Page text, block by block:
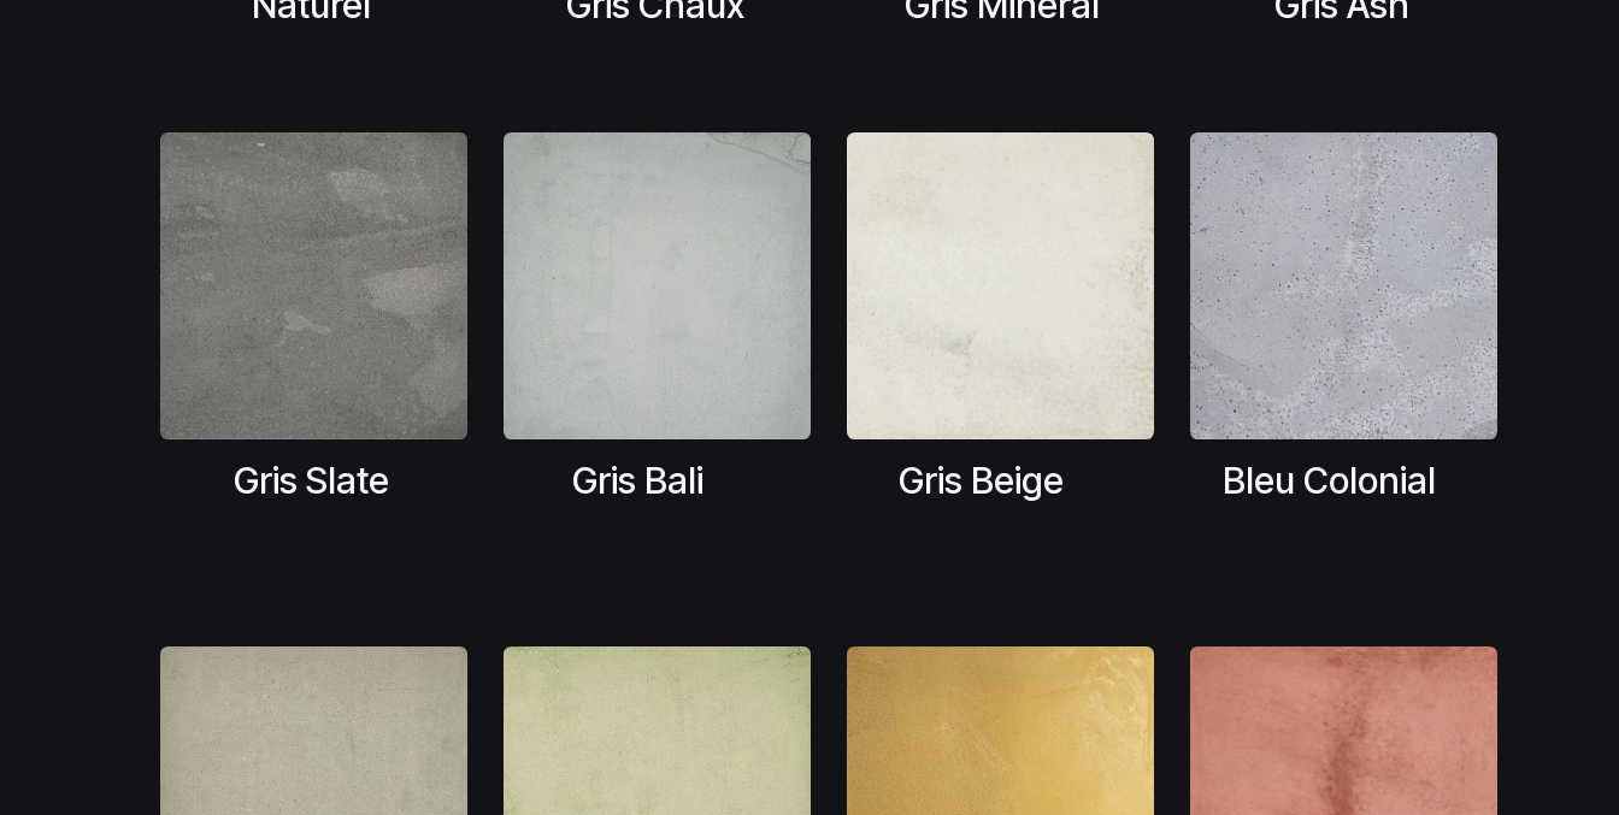
Gris Slate Gris Bali Gris Beige Bleu Colonial